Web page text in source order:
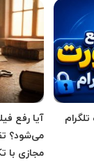
آیا رفع
می‌‌شود؟
مجازی با